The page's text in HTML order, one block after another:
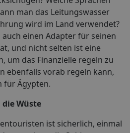
man das Leitungswasser
wird im Land verwendet?
einen Adapter für seinen
und nicht selten ist eine
um das Finanzielle regeln zu
ebenfalls vorab regeln kann,
für Ägypten.
Wüste
ist sicherlich, einmal